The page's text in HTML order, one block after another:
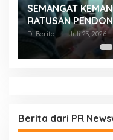
SEMANGAT
RATUSAN
STOK DARAH
Di Berita | Juli 23, 2026
Berita dari PR